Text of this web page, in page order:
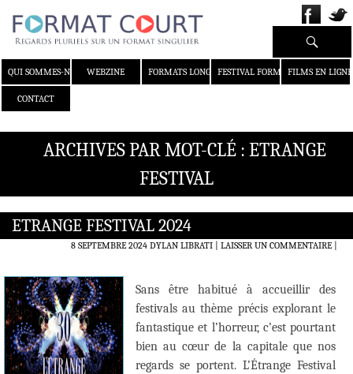
QUI SOMMES-NOUS ?WEBZINE FORMATS LONGS FESTIVAL FORMAT COURT
FILMS EN LIGNE
CONTACT
Recherche
ARCHIVES PAR MOT-CLÉ : ETRANGE
FESTIVAL
ETRANGE FESTIVAL 2024
8 SEPTEMBRE 2024 DYLAN LIBRATI LAISSER UN COMMENTAIRE|
Sans être habitué à accueillir des
festivals au thème précis explorant le
fantastique et l’horreur, c’est pourtant
bien au cœur de la capitale que nos
regards se portent. L’Étrange Festival